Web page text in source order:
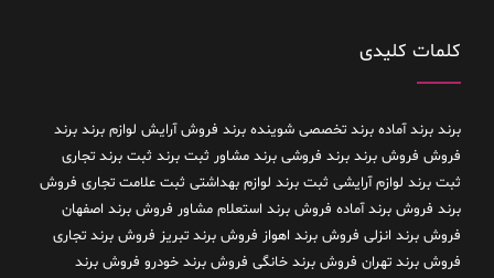
کلمات کلیدی
برند برند آماده برند تخصصی شوینده برند فروش آرایش لوازم برند برند
فروش فروش برند برند فروشی برند مشاور ثبت برند ثبت برند تجاری
ثبت برند لوازم آرایشی ثبت برند لوازم بهداشتی ثبت علامت تجاری فروش
برند فروش برند آماده فروش برند استعلام مشاور فروش برند اصفهان
فروش برند انزلی فروش برند اهواز فروش برند تبریز فروش برند تجاری
فروش برند تهران فروش برند خانگی فروش برند خودرو فروش برند